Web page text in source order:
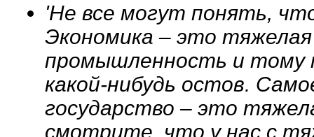
'Не все могут понять,
Экономика – это
промышленность и тому
какой-нибудь остов.
государство – это
смотрите, что у нас с